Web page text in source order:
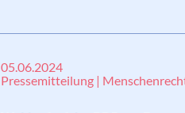
05.06.2024
Pressemitteilung |